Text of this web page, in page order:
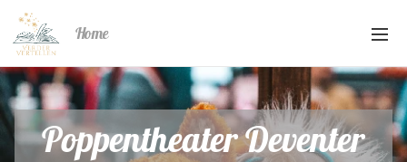
Home
Poppentheater Deventer